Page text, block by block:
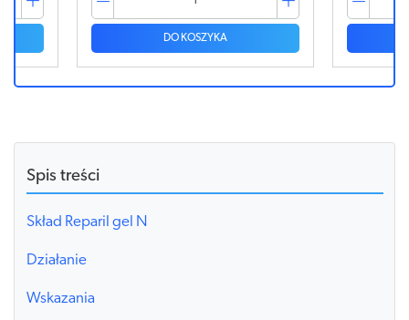
DO KOSZYKA
Spis treści
Skład Reparil gel N
Działanie
Wskazania